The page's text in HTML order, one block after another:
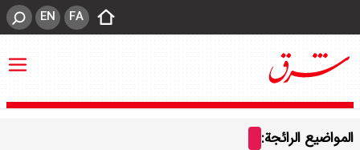
FA
EN
المواضيع الرائجة: